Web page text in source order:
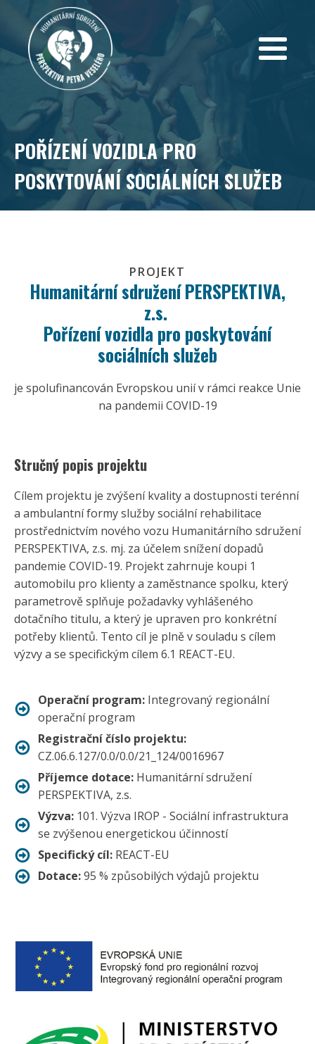
POŘÍZENÍ VOZIDLA PRO
POSKYTOVÁNÍ SOCIÁLNÍCH SLUŽEB
PROJEKT
Humanitární sdružení PERSPEKTIVA,
z.s.
Pořízení vozidla pro poskytování
sociálních služeb
je spolufinancován Evropskou unií v rámci reakce Unie
na pandemii COVID-19
Stručný popis projektu
Cílem projektu je zvýšení kvality a dostupnosti terénní
a ambulantní formy služby sociální rehabilitace
prostřednictvím nového vozu Humanitárního sdružení
PERSPEKTIVA, z.s. mj. za účelem snížení dopadů
pandemie COVID-19. Projekt zahrnuje koupi 1
automobilu pro klienty a zaměstnance spolku, který
parametrově splňuje požadavky vyhlášeného
dotačního titulu, a který je upraven pro konkrétní
potřeby klientů. Tento cíl je plně v souladu s cílem
výzvy a se specifickým cílem 6.1 REACT-EU.
Operační program: Integrovaný regionální
operační program
Registrační číslo projektu:
CZ.06.6.127/0.0/0.0/21_124/0016967
Příjemce dotace: Humanitární sdružení
PERSPEKTIVA, z.s.
Výzva: 101. Výzva IROP - Sociální infrastruktura
se zvýšenou energetickou účinností
Specifický cíl: REACT-EU
Dotace:95 % způsobilých výdajů projektu